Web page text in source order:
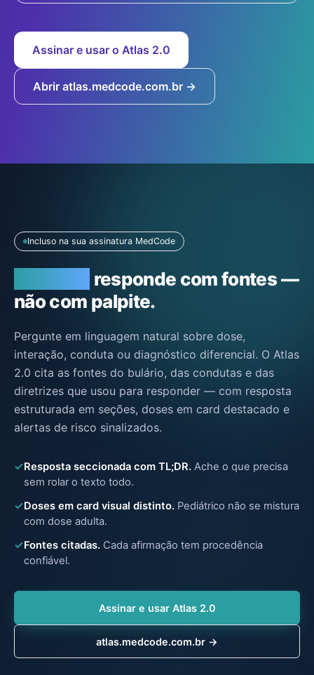
Assinar e usar o Atlas 2.0
Abrir atlas.medcode.com.br →
Incluso na sua assinatura MedCode
responde com fontes —
não com palpite.
Pergunte em linguagem natural sobre dose,
interação, conduta ou diagnóstico diferencial. O Atlas
2.0 cita as fontes do bulário, das condutas e das
diretrizes que usou para responder — com resposta
estruturada em seções, doses em card destacado e
alertas de risco sinalizados.
Resposta seccionada com TL;DR. Ache o que precisa
sem rolar o texto todo.
Doses em card visual distinto. Pediátrico não se mistura
com dose adulta.
Fontes citadas. Cada afirmação tem procedência
confiável.
Assinar e usar Atlas 2.0
atlas.medcode.com.br →